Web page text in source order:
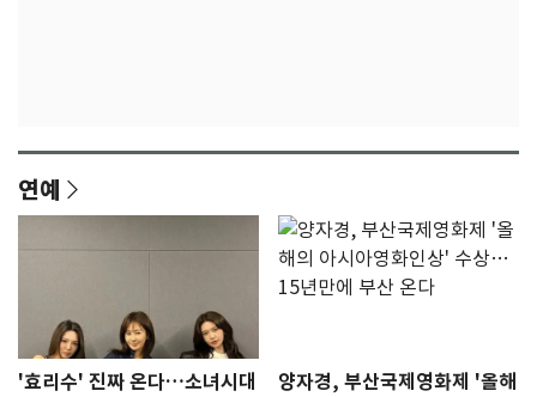
연예
'효리수' 진짜 온다…소녀시대
양자경, 부산국제영화제 '올해